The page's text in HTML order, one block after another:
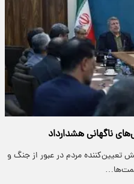
ناگهانی هشدارداد
تعیین‌کننده مردم در عبور از جنگ و